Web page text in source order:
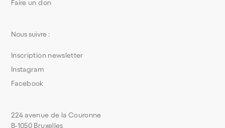
Faire un don
224 avenue de la Couronne
B-1050 Bruxelles
Nous suivre :
Inscription newsletter
Instagram
Facebook